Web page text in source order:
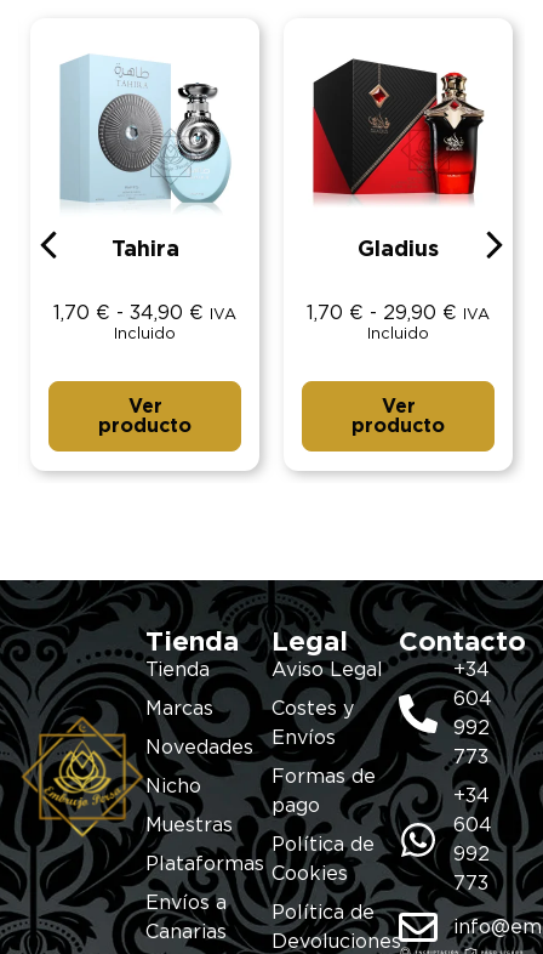
Tahira
1,70 € - 34,90 €
IVA
Incluido
Ver
producto
Gladius
1,70 € - 29,90 €
IVA
Incluido
Ver
producto
Tienda
Tienda
Marcas
Novedades
Nicho
Muestras
Plataformas
Envíos a
Canarias
Legal
Aviso Legal
Costes y
Envíos
Formas de
pago
Política de
Cookies
Política de
Devoluciones
Contacto
+34
604
992
773
+34
604
992
773